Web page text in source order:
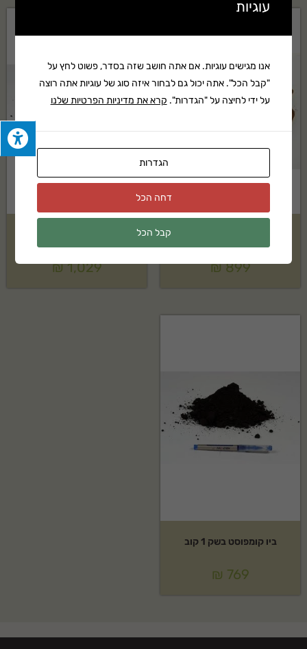
₪899
₪1,029
ביו קומפוסט בשק 1 קוב
₪ 769
עוגיות
אנו מגישים עוגיות. אם אתה חושב שזה בסדר, פשוט לחץ על
"קבל הכל". אתה יכול גם לבחור איזה סוג של עוגיות אתה רוצה
על ידי לחיצה על "הגדרות". קרא את מדיניות הפרטיות שלנו
הגדרות
דחה הכל
קבל הכל